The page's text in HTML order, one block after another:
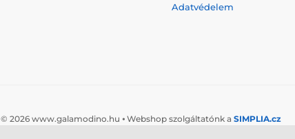
Adatvédelem
© 2026 www.galamodino.hu ⦁ Webshop szolgáltatónk a SIMPLIA.cz